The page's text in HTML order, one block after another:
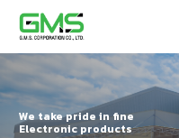
Skip
main
content
We take pride in fine
Electronic products